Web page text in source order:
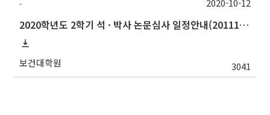
-
2020학년도 2학기 석 · 박사 논문심사 일정안내(201117수정)
보건대학원 3041